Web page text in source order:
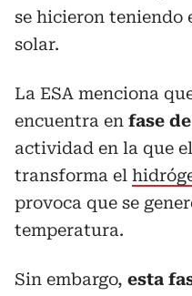
se hicieron teniendo
solar.
La ESA menciona
encuentra en fase
actividad en la que
transforma el
provoca que se
temperatura.
Sin embargo, esta